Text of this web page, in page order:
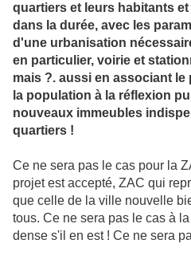
quartiers et leurs habitants
dans la durée, avec les
d'une urbanisation
en particulier, voirie et
mais ?. aussi en associant
la population à la réflexion
nouveaux immeubles
quartiers !
Ce ne sera pas le cas pour la
projet est accepté, ZAC qui
que celle de la ville nouvelle
tous. Ce ne sera pas le cas à
dense s'il en est ! Ce ne sera